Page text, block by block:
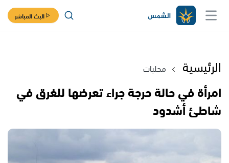
البث المباشر
الرئيسية محليات
امرأة في حالة حرجة جراء تعرضها للغرق في
شاطئ أشدود